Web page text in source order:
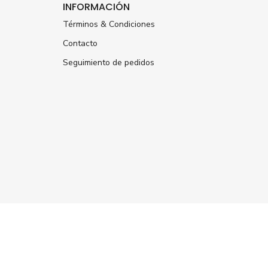
INFORMACIÓN
Términos & Condiciones
Contacto
Seguimiento de pedidos